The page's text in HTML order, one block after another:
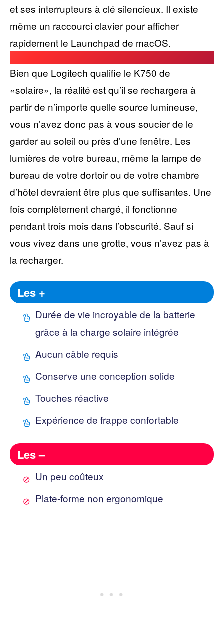
et ses interrupteurs à clé silencieux. Il existe
même un raccourci clavier pour afficher
rapidement le Launchpad de macOS.
Bien que Logitech qualifie le K750 de
«solaire», la réalité est qu’il se rechargera à
partir de n’importe quelle source lumineuse,
vous n’avez donc pas à vous soucier de le
garder au soleil ou près d’une fenêtre. Les
lumières de votre bureau, même la lampe de
bureau de votre dortoir ou de votre chambre
d’hôtel devraient être plus que suffisantes. Une
fois complètement chargé, il fonctionne
pendant trois mois dans l’obscurité. Sauf si
vous vivez dans une grotte, vous n’avez pas à
la recharger.
Les +
Durée de vie incroyable de la batterie
grâce à la charge solaire intégrée
Aucun câble requis
Conserve une conception solide
Touches réactive
Expérience de frappe confortable
Les –
Un peu coûteux
Plate-forme non ergonomique